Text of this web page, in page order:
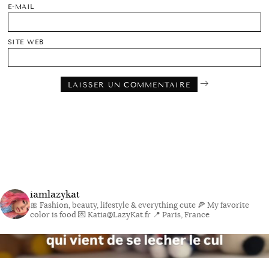
E-MAIL
SITE WEB
iamlazykat
🎀 Fashion, beauty, lifestyle & everything cute 🍕 My favorite
color is food💌 Katia@LazyKat.fr 📍 Paris, France